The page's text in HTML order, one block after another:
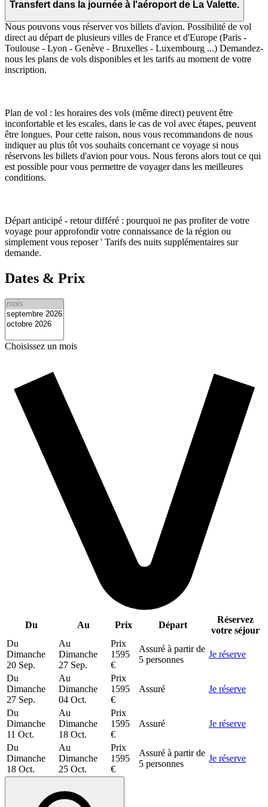
Transfert dans la journée à l'aéroport de La Valette.
Nous pouvons vous réserver vos billets d'avion. Possibilité de vol
direct au départ de plusieurs villes de France et d'Europe (Paris -
Toulouse - Lyon - Genève - Bruxelles - Luxembourg ...) Demandez-
nous les plans de vols disponibles et les tarifs au moment de votre
inscription.
Plan de vol : les horaires des vols (même direct) peuvent être
inconfortable et les escales, dans le cas de vol avec étapes, peuvent
être longues. Pour cette raison, nous vous recommandons de nous
indiquer au plus tôt vos souhaits concernant ce voyage si nous
réservons les billets d'avion pour vous. Nous ferons alors tout ce qui
est possible pour vous permettre de voyager dans les meilleures
conditions.
Départ anticipé - retour différé : pourquoi ne pas profiter de votre
voyage pour approfondir votre connaissance de la région ou
simplement vous reposer ' Tarifs des nuits supplémentaires sur
demande.
Dates & Prix
Choisissez un mois
Du Au Prix Départ
Réservez
votre séjour
Du
Dimanche
20 Sep.
Au
Dimanche
27 Sep.
Prix
1595
€
Assuré à partir de
5 personnes
Je réserve
Du
Dimanche
27 Sep.
Au
Dimanche
04 Oct.
Prix
1595
€
Assuré Je réserve
Du
Dimanche
11 Oct.
Au
Dimanche
18 Oct.
Prix
1595
€
Assuré Je réserve
Du
Dimanche
18 Oct.
Au
Dimanche
25 Oct.
Prix
1595
€
Assuré à partir de
5 personnes
Je réserve